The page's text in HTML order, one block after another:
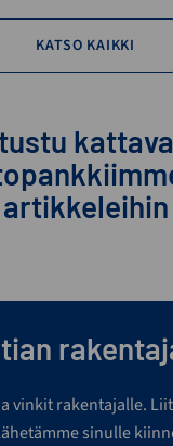
KATSO KAIKKI
artikkeleihin
vinkit rakentajalle.
sinulle